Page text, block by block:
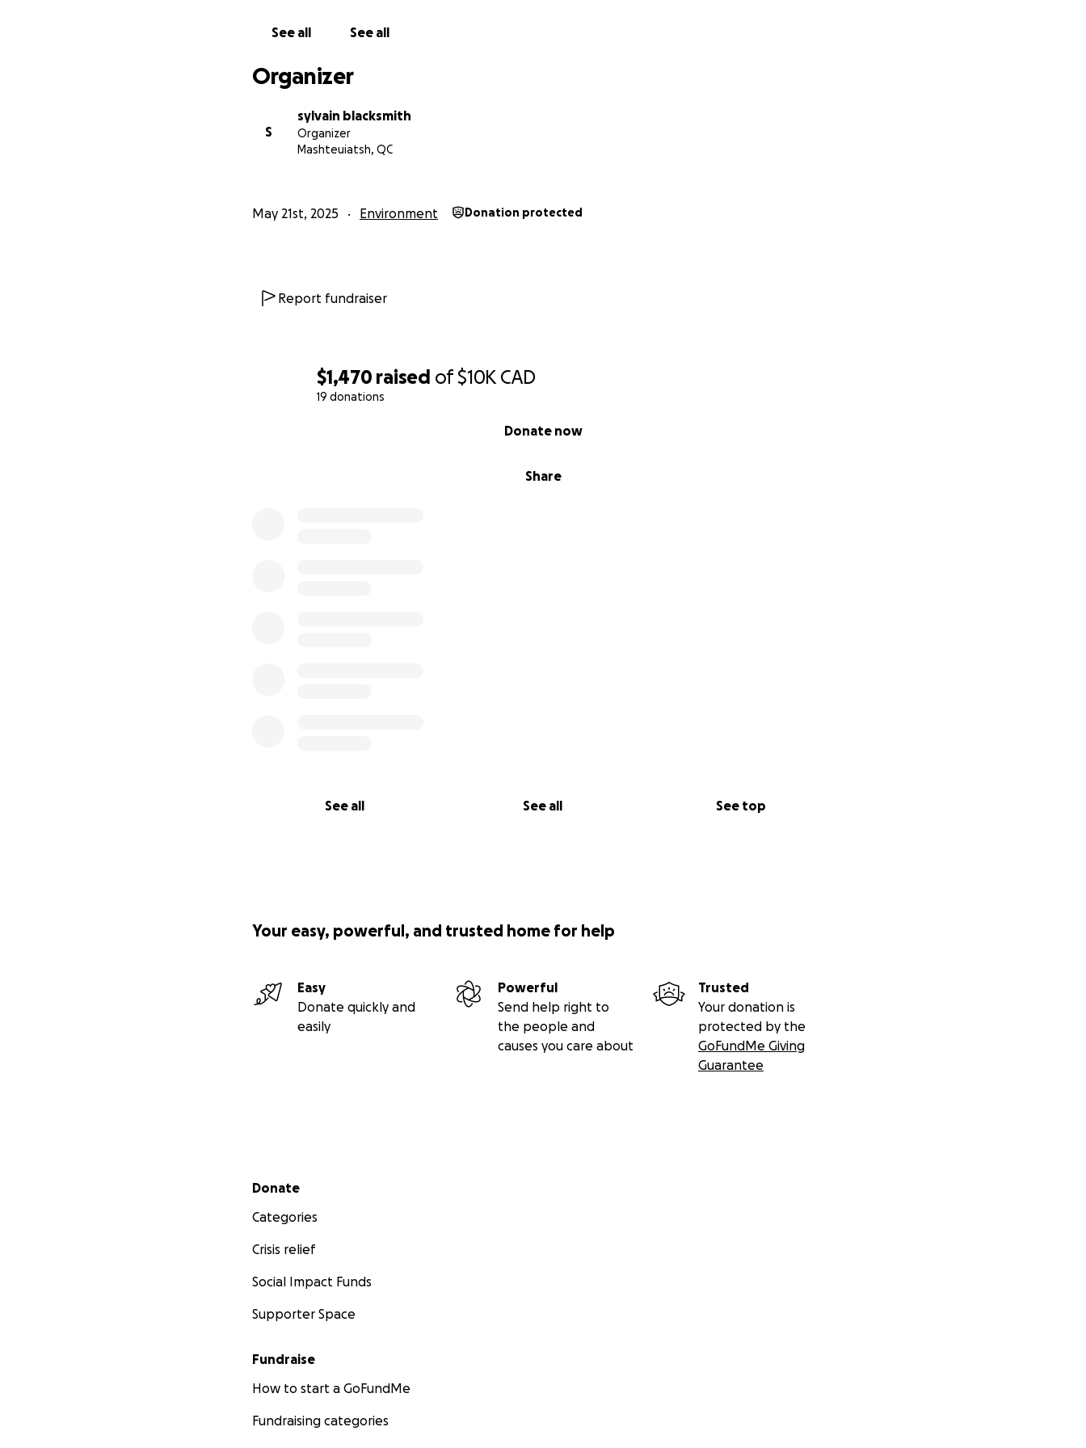
$1,470 raised of$10K CAD
19 donations
Share
Donate now
See all See all See top
See all See all
Organizer
S
sylvain blacksmith
Organizer
Mashteuiatsh, QC
May 21st, 2025 Environment Donation protected
Report fundraiser
Your easy, powerful, and trusted home for help
Easy
Donate quickly and
easily
Powerful
Send help right to
the people and
causes you care about
Trusted
Your donation is
protected by the
GoFundMe Giving
Guarantee
Secondary menu
Donate
Categories
Crisis relief
Social Impact Funds
Supporter Space
Fundraise
How to start a GoFundMe
Fundraising categories